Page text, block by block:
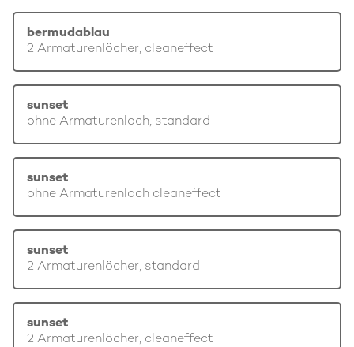
bermudablau
2 Armaturenlöcher, cleaneffect
sunset
ohne Armaturenloch, standard
sunset
ohne Armaturenloch cleaneffect
sunset
2 Armaturenlöcher, standard
sunset
2 Armaturenlöcher, cleaneffect